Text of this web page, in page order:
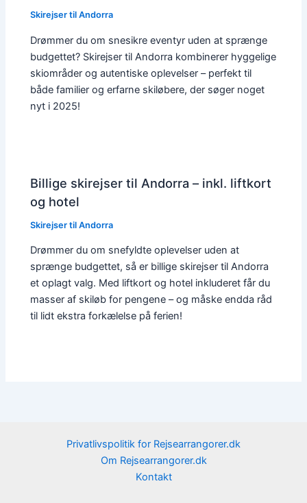
Skirejser til Andorra
Drømmer du om snesikre eventyr uden at sprænge
budgettet? Skirejser til Andorra kombinerer hyggelige
skiområder og autentiske oplevelser – perfekt til
både familier og erfarne skiløbere, der søger noget
nyt i 2025!
Billige skirejser til Andorra – inkl. liftkort
og hotel
Skirejser til Andorra
Drømmer du om snefyldte oplevelser uden at
sprænge budgettet, så er billige skirejser til Andorra
et oplagt valg. Med liftkort og hotel inkluderet får du
masser af skiløb for pengene – og måske endda råd
til lidt ekstra forkælelse på ferien!
Privatlivspolitik for Rejsearrangorer.dk
Om Rejsearrangorer.dk
Kontakt